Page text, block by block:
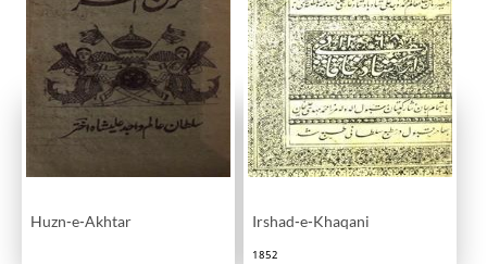
Huzn-e-Akhtar Irshad-e-Khaqani
1852